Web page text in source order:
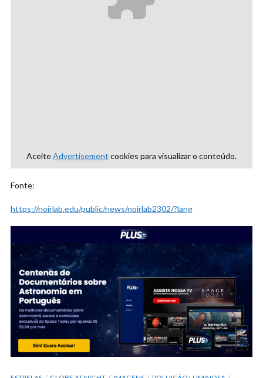
AceiteAdvertisement cookies para visualizar o conteúdo.
Fonte:
https://noirlab.edu/public/news/noirlab2302/?lang